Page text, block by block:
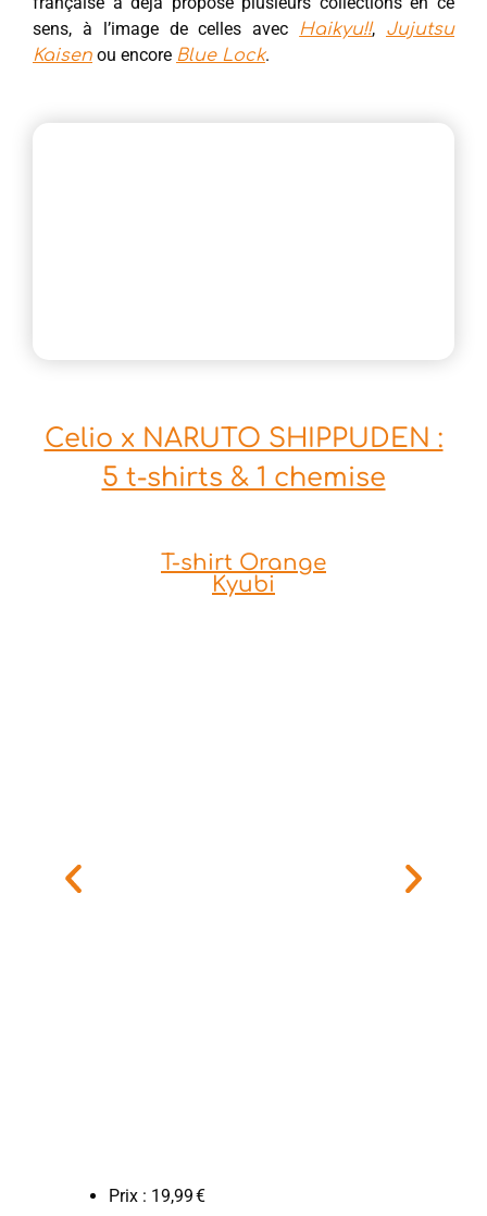
sens, à l’image de celles avec Haikyu!!, Jujutsu
Kaisen ou encore Blue Lock.
Celio x NARUTO SHIPPUDEN :
5 t-shirts & 1 chemise
T-shirt Orange
Kyubi
Prix : 19,99 €